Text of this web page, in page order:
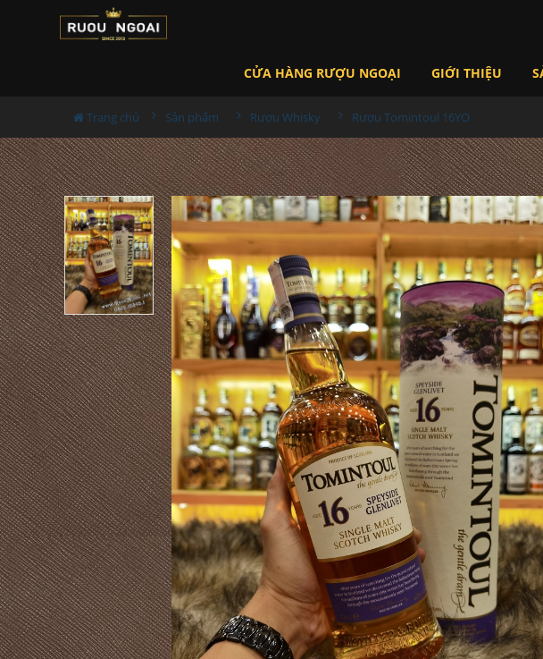
CỬA HÀNG RƯỢU NGOẠI GIỚI THIỆU
Trang chủ Sản phẩm Rượu Whisky Rượu Tomintoul 16YO